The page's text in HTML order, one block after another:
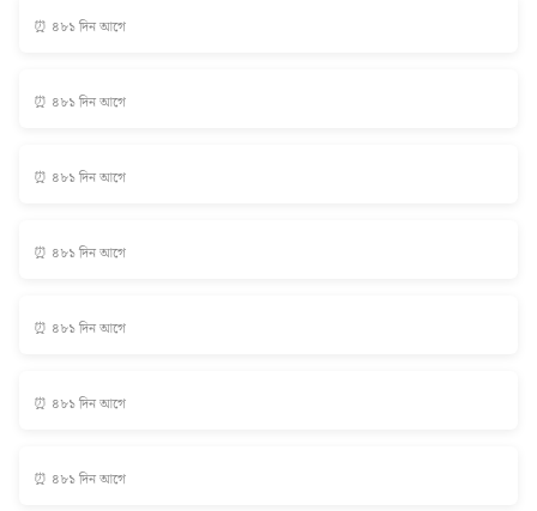
⏰ ৪৮১ দিন আগে
⏰ ৪৮১ দিন আগে
⏰ ৪৮১ দিন আগে
⏰ ৪৮১ দিন আগে
⏰ ৪৮১ দিন আগে
⏰ ৪৮১ দিন আগে
⏰ ৪৮১ দিন আগে